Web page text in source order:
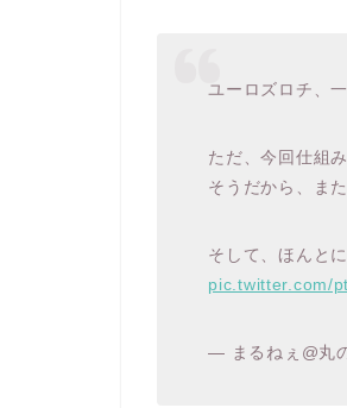
ユーロズロチ、
ただ、今回仕組
そうだから、ま
そして、ほんと
pic.twitter.com/
— まるねぇ@丸